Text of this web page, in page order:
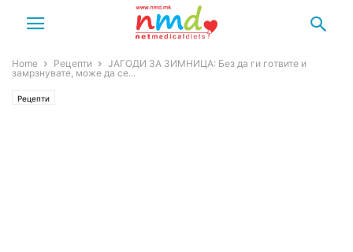
Home Рецепти
ЈАГОДИ ЗА ЗИМНИЦА: Без да ги готвите и
замрзнувате, може да се...
Рецепти